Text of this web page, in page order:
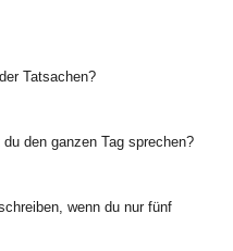
Tatsachen?
den ganzen Tag sprechen?
wenn du nur fünf